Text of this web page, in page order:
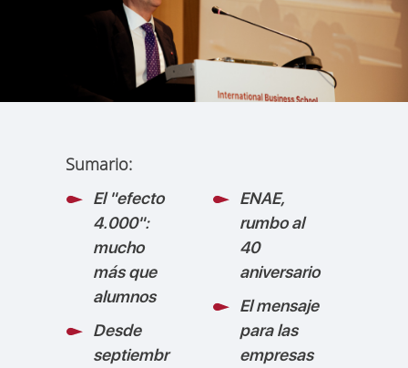
Sumario:
El "efecto
4.000":
mucho
más que
alumnos
Desde
septiembr
ENAE,
rumbo al
40
aniversario
El mensaje
para las
empresas